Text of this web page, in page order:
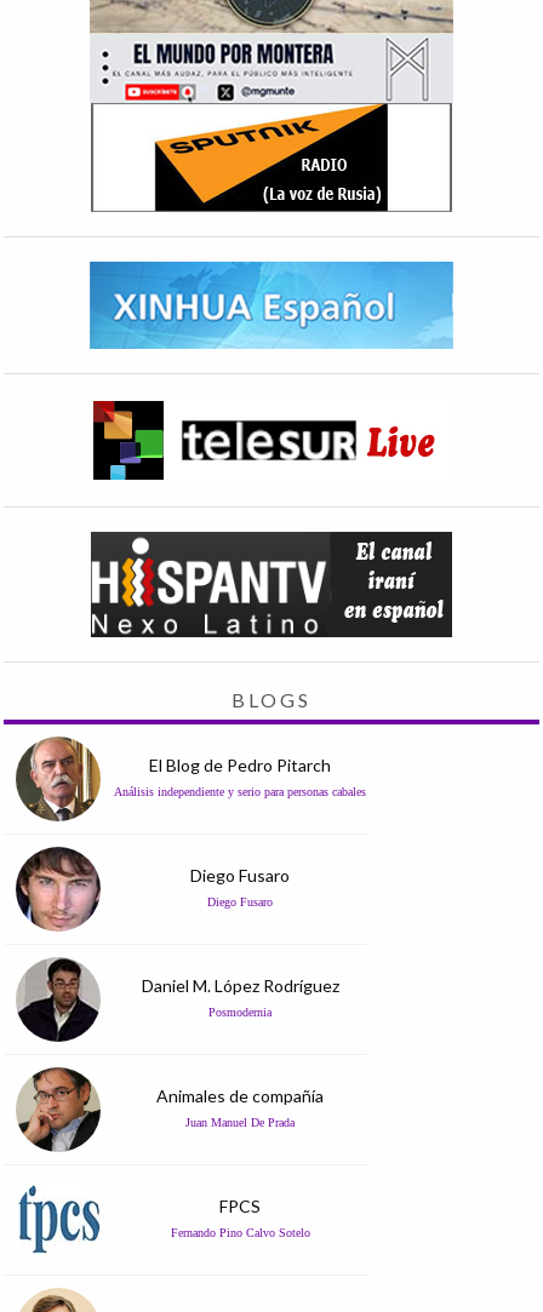
BLOGS
El Blog de Pedro Pitarch
Análisis independiente y serio para personas cabales
Diego Fusaro
Diego Fusaro
Daniel M. López Rodríguez
Posmodernia
Animales de compañía
Juan Manuel De Prada
FPCS
Fernando Pino Calvo Sotelo